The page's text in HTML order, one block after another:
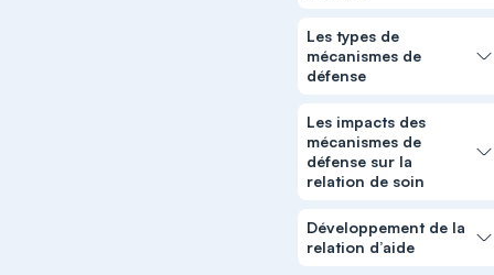
Les types de
mécanismes de
défense
Les impacts des
mécanismes de
défense sur la
relation de soin
Développement de la
relation d’aide